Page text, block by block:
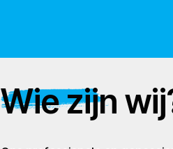
Wie zijn